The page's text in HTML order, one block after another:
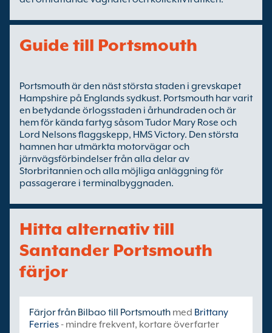
Guide till Portsmouth
Portsmouth är den näst största staden i grevskapet
Hampshire på Englands sydkust. Portsmouth har varit
en betydande örlogsstaden i århundraden och är
hem för kända fartyg såsom Tudor Mary Rose och
Lord Nelsons flaggskepp, HMS Victory. Den största
hamnen har utmärkta motorvägar och
järnvägsförbindelser från alla delar av
Storbritannien och alla möjliga anläggning för
passagerare i terminalbyggnaden.
Hitta alternativ till
Santander Portsmouth
färjor
Färjor från Bilbao till Portsmouth med Brittany
Ferries- mindre frekvent, kortare överfarter